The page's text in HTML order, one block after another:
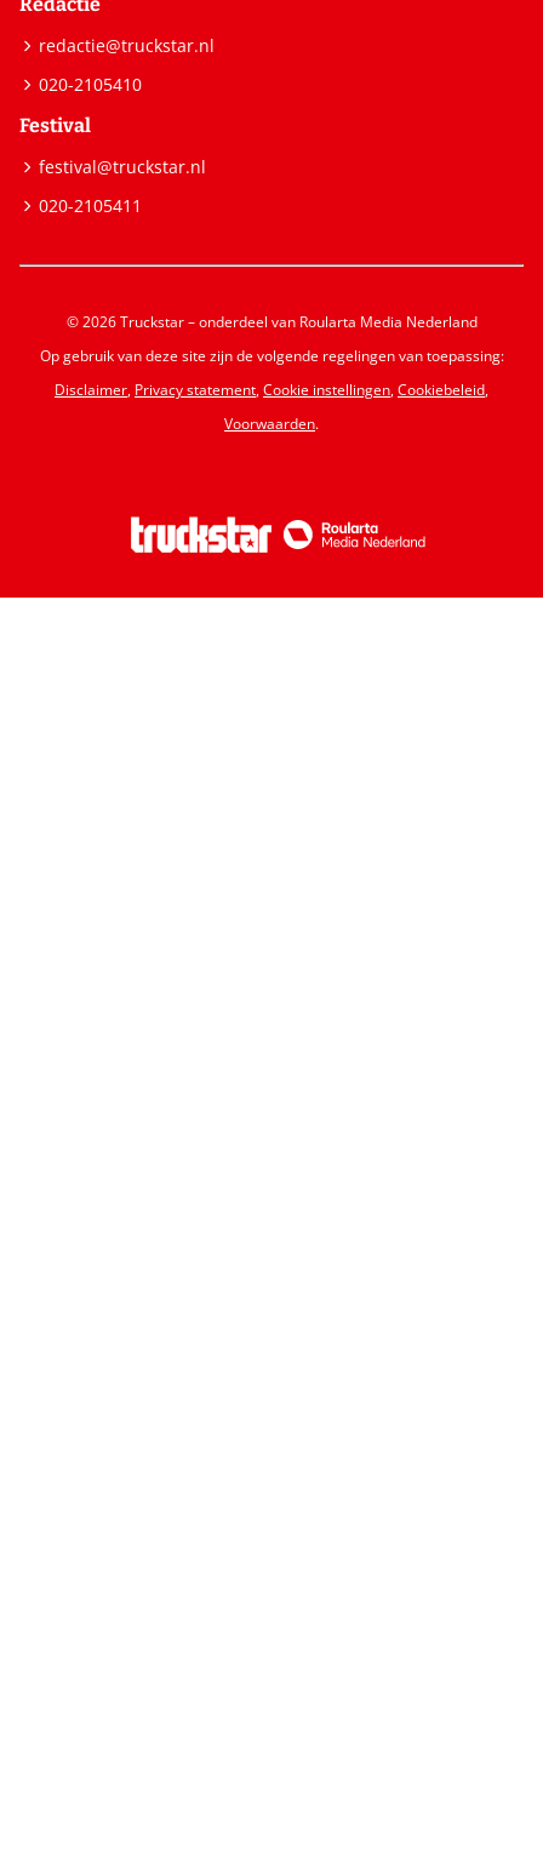
redactie@truckstar.nl
020-2105410
Festival
festival@truckstar.nl
020-2105411
© 2026 Truckstar – onderdeel van Roularta Media Nederland
Op gebruik van deze site zijn de volgende regelingen van toepassing:
Disclaimer, Privacy statement,Cookie instellingen,Cookiebeleid,
Voorwaarden.